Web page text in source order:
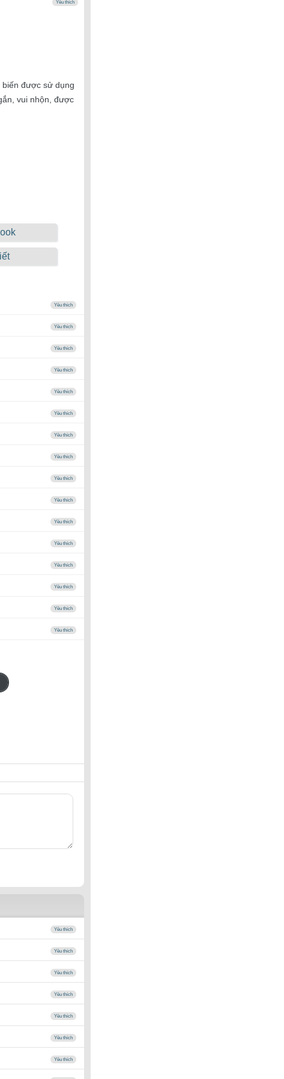
Yêu thích
biến được sử dụng
vui nhộn, được
Yêu thích
Yêu thích
Yêu thích
Yêu thích
Yêu thích
Yêu thích
Yêu thích
Yêu thích
Yêu thích
Yêu thích
Yêu thích
Yêu thích
Yêu thích
Yêu thích
Yêu thích
Yêu thích
Yêu thích
Yêu thích
Yêu thích
Yêu thích
Yêu thích
Yêu thích
Yêu thích